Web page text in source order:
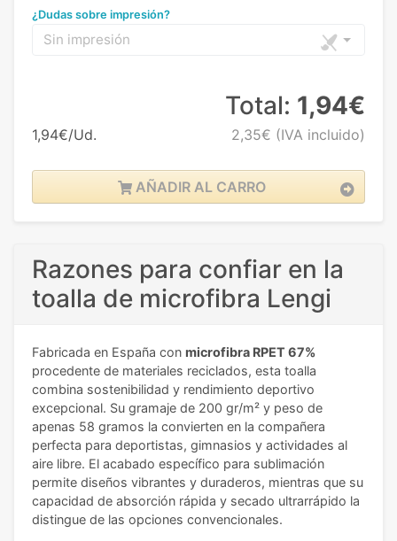
¿Dudas sobre impresión?
Sin impresión
1,94€/Ud.
Total: 1,94€
2,35€ (IVA incluido)
AÑADIR AL CARRO
Razones para confiar en la
toalla de microfibra Lengi
Fabricada en España con microfibra RPET 67%
procedente de materiales reciclados, esta toalla
combina sostenibilidad y rendimiento deportivo
excepcional. Su gramaje de 200 gr/m² y peso de
apenas 58 gramos la convierten en la compañera
perfecta para deportistas, gimnasios y actividades al
aire libre. El acabado específico para sublimación
permite diseños vibrantes y duraderos, mientras que su
capacidad de absorción rápida y secado ultrarrápido la
distingue de las opciones convencionales.